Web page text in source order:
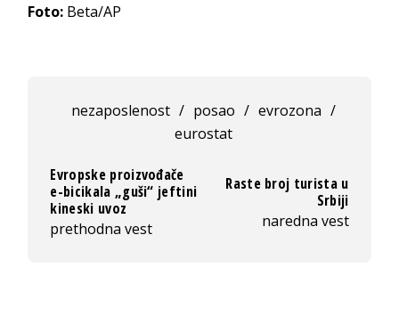
Foto: Beta/AP
nezaposlenost / posao / evrozona /
eurostat
Evropske proizvođače
e-bicikala „guši“ jeftini
kineski uvoz
prethodna vest
Raste broj turista u
Srbiji
naredna vest